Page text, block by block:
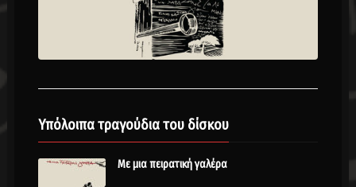
Υπόλοιπα τραγούδια του δίσκου
Με μια πειρατική γαλέρα